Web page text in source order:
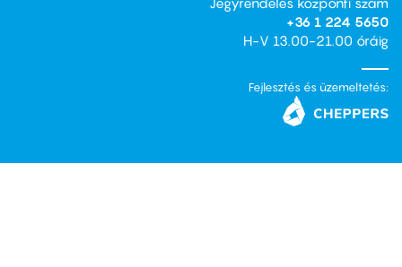
+36 1 224 5650
H-V 13.00-21.00 óráig
Fejlesztés és üzemeltetés: